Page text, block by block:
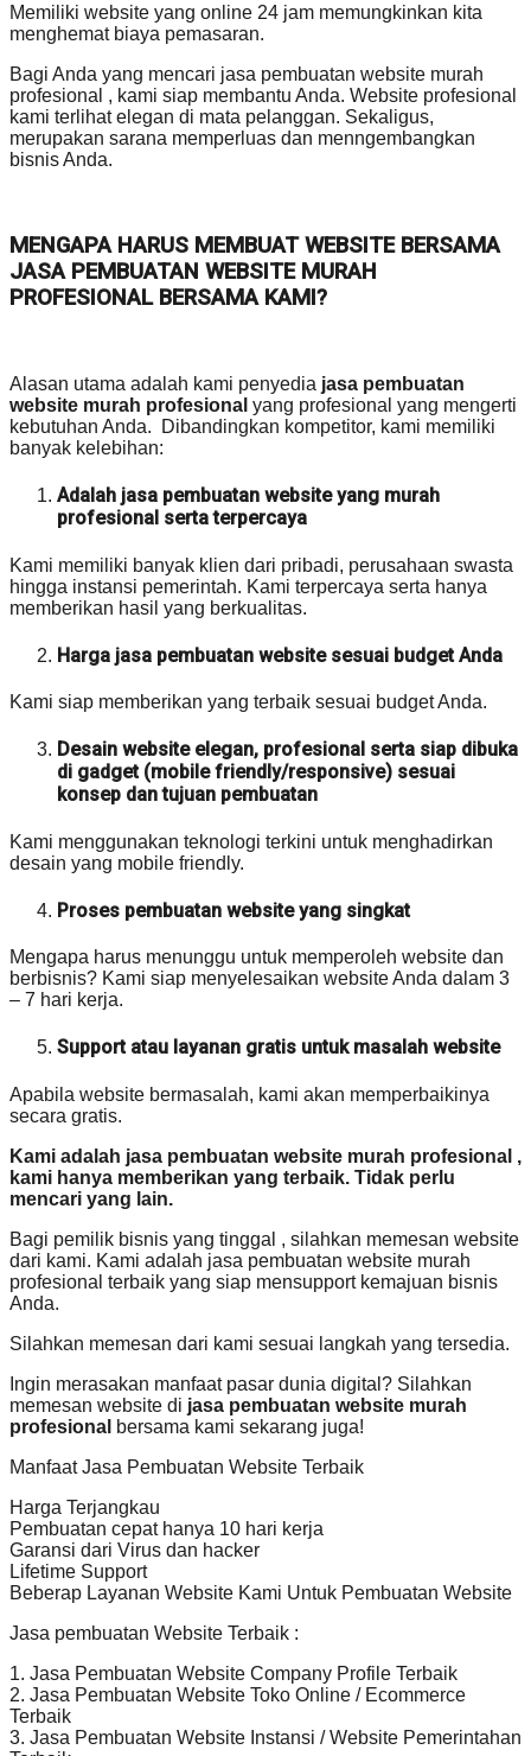
Memiliki website yang online 24 jam memungkinkan kita
menghemat biaya pemasaran.
Bagi Anda yang mencari jasa pembuatan website murah
profesional , kami siap membantu Anda. Website profesional
kami terlihat elegan di mata pelanggan. Sekaligus,
merupakan sarana memperluas dan menngembangkan
bisnis Anda.
MENGAPA HARUS MEMBUAT WEBSITE BERSAMA
JASA PEMBUATAN WEBSITE MURAH
PROFESIONAL BERSAMA KAMI?
Alasan utama adalah kami penyedia jasa pembuatan
website murah profesional yang profesional yang mengerti
kebutuhan Anda. Dibandingkan kompetitor, kami memiliki
banyak kelebihan:
Adalah jasa pembuatan website yang murah
profesional serta terpercaya
Kami memiliki banyak klien dari pribadi, perusahaan swasta
hingga instansi pemerintah. Kami terpercaya serta hanya
memberikan hasil yang berkualitas.
Harga jasa pembuatan website sesuai budget Anda
Kami siap memberikan yang terbaik sesuai budget Anda.
Desain website elegan, profesional serta siap dibuka
di gadget (mobile friendly/responsive) sesuai
konsep dan tujuan pembuatan
Kami menggunakan teknologi terkini untuk menghadirkan
desain yang mobile friendly.
Proses pembuatan website yang singkat
Mengapa harus menunggu untuk memperoleh website dan
berbisnis? Kami siap menyelesaikan website Anda dalam 3
– 7 hari kerja.
Support atau layanan gratis untuk masalah website
Apabila website bermasalah, kami akan memperbaikinya
secara gratis.
Kami adalah jasa pembuatan website murah profesional ,
kami hanya memberikan yang terbaik. Tidak perlu
mencari yang lain.
Bagi pemilik bisnis yang tinggal , silahkan memesan website
dari kami. Kami adalah jasa pembuatan website murah
profesional terbaik yang siap mensupport kemajuan bisnis
Anda.
Silahkan memesan dari kami sesuai langkah yang tersedia.
Ingin merasakan manfaat pasar dunia digital? Silahkan
memesan website di jasa pembuatan website murah
profesional bersama kami sekarang juga!
Manfaat Jasa Pembuatan Website Terbaik
Harga Terjangkau
Pembuatan cepat hanya 10 hari kerja
Garansi dari Virus dan hacker
Lifetime Support
Beberap Layanan Website Kami Untuk Pembuatan Website
Jasa pembuatan Website Terbaik :
1. Jasa Pembuatan Website Company Profile Terbaik
2. Jasa Pembuatan Website Toko Online / Ecommerce
Terbaik
3. Jasa Pembuatan Website Instansi / Website Pemerintahan